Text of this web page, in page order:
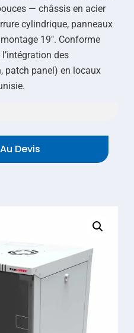
— châssis en acier
cylindrique, panneaux
19″. Conforme
des
patch panel) en locaux
Devis